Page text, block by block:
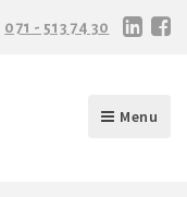
071 - 513 74 30
Menu